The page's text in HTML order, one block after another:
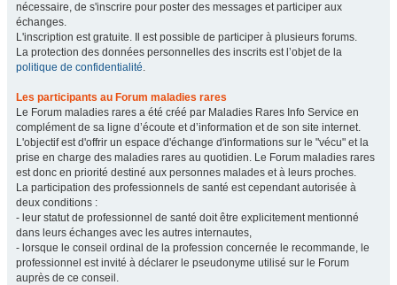
nécessaire, de s'inscrire pour poster des messages et participer aux
échanges.
L'inscription est gratuite. Il est possible de participer à plusieurs forums.
La protection des données personnelles des inscrits est l’objet de la
politique de confidentialité.
Les participants au Forum maladies rares
Le Forum maladies rares a été créé par Maladies Rares Info Service en
complément de sa ligne d’écoute et d’information et de son site internet.
L'objectif est d'offrir un espace d'échange d'informations sur le "vécu" et la
prise en charge des maladies rares au quotidien. Le Forum maladies rares
est donc en priorité destiné aux personnes malades et à leurs proches.
La participation des professionnels de santé est cependant autorisée à
deux conditions :
- leur statut de professionnel de santé doit être explicitement mentionné
dans leurs échanges avec les autres internautes,
- lorsque le conseil ordinal de la profession concernée le recommande, le
professionnel est invité à déclarer le pseudonyme utilisé sur le Forum
auprès de ce conseil.